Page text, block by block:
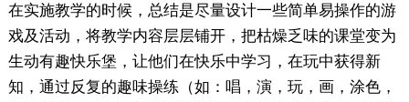
在实施教学的时候，总结是尽量设计一些简单易操作的游
戏及活动，将教学内容层层铺开，把枯燥乏味的课堂变为
生动有趣快乐堡，让他们在快乐中学习，在玩中获得新
知，通过反复的趣味操练（如：唱，演，玩，画，涂色，